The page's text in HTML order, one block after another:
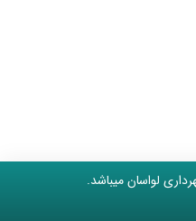
لواسان میباشد.